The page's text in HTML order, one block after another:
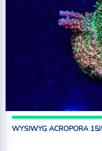
WYSIWYG ACROPORA